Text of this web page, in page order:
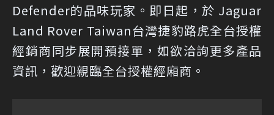
Defender的品味玩家。即日起，於 Jaguar
Land Rover Taiwan台灣捷豹路虎全台授權
經銷商同步展開預接單，如欲洽詢更多產品
資訊，歡迎親臨全台授權經廂商。